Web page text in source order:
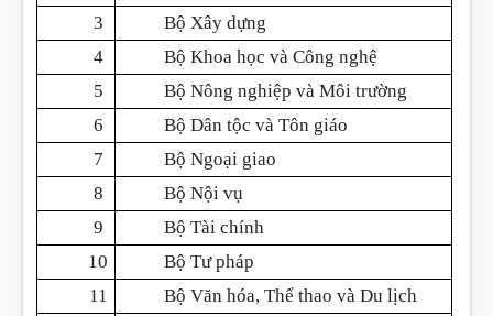
3
Bộ Xây dựng
4
Bộ Khoa học và Công nghệ
5
Bộ Nông nghiệp và Môi trường
6
Bộ Dân tộc và Tôn giáo
7
Bộ Ngoại giao
8
Bộ Nội vụ
9
Bộ Tài chính
10
Bộ Tư pháp
11
Bộ Văn hóa, Thể thao và Du lịch